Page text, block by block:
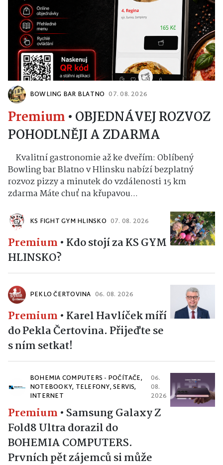
BOWLING BAR BLATNO 07. 08. 2026
Premium • OBJEDNÁVEJ ROZVOZ
POHODLNĚJI A ZDARMA
Kvalitní gastronomie až ke dveřím: Oblíbený
Bowling bar Blatno v Hlinsku nabízí bezplatný
rozvoz pizzy a minutek do vzdálenosti 15 km
zdarma Máte chuť na křupavou...
KS FIGHT GYM HLINSKO 07. 08. 2026
Premium • Kdo stojí za KS GYM
HLINSKO?
PEKLO ČERTOVINA 06. 08. 2026
Premium • Karel Havlíček míří
do Pekla Čertovina. Přijeďte se
s ním setkat!
BOHEMIA COMPUTERS - POČÍTAČE,
NOTEBOOKY, TELEFONY, SERVIS,
INTERNET
06.
08.
2026
Premium • Samsung Galaxy Z
Fold8 Ultra dorazil do
BOHEMIA COMPUTERS.
Prvních pět zájemců si může